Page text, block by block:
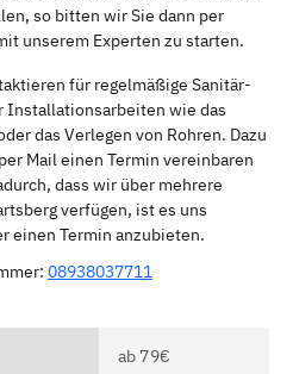
so bitten wir Sie dann per
unserem Experten zu starten.
für regelmäßige Sanitär-
Installationsarbeiten wie das
das Verlegen von Rohren. Dazu
Mail einen Termin vereinbaren
dass wir über mehrere
verfügen, ist es uns
einen Termin anzubieten.
08938037711
ab 79€